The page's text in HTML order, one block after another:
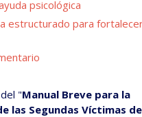
psicológica
estructurado para
del "Manual Breve para la
las Segundas Víctimas